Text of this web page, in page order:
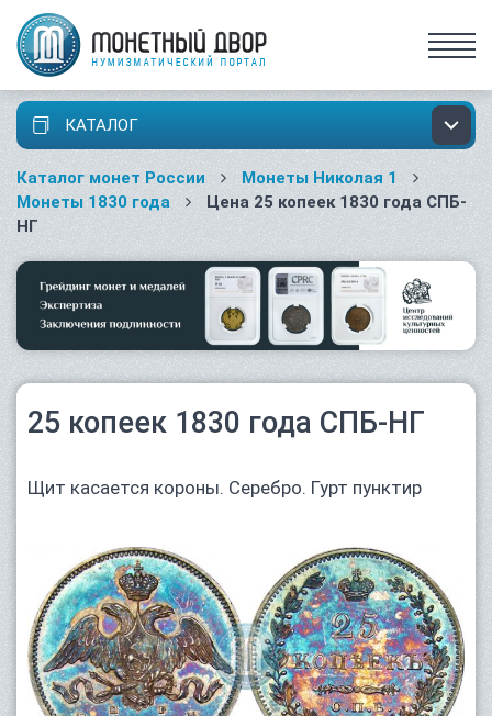
КАТАЛОГ
Каталог монет России
Монеты Николая 1
Монеты 1830 года
Цена 25 копеек 1830 года СПБ-
НГ
25 копеек 1830 года СПБ-НГ
Щит касается короны. Серебро. Гурт пунктир